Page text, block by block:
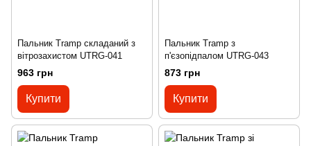
Пальник Tramp складаний з
вітрозахистом UTRG-041
963 грн
Купити
Пальник Tramp з
п'єзопідпалом UTRG-043
873 грн
Купити